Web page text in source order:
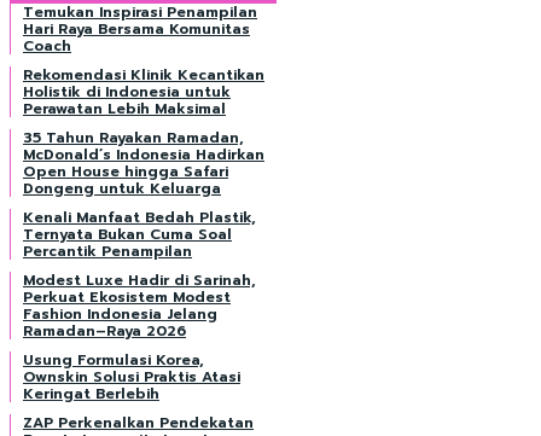
Temukan Inspirasi Penampilan
Hari Raya Bersama Komunitas
Coach
Rekomendasi Klinik Kecantikan
Holistik di Indonesia untuk
Perawatan Lebih Maksimal
35 Tahun Rayakan Ramadan,
McDonald’s Indonesia Hadirkan
Open House hingga Safari
Dongeng untuk Keluarga
Kenali Manfaat Bedah Plastik,
Ternyata Bukan Cuma Soal
Percantik Penampilan
Modest Luxe Hadir di Sarinah,
Perkuat Ekosistem Modest
Fashion Indonesia Jelang
Ramadan–Raya 2026
Usung Formulasi Korea,
Ownskin Solusi Praktis Atasi
Keringat Berlebih
ZAP Perkenalkan Pendekatan